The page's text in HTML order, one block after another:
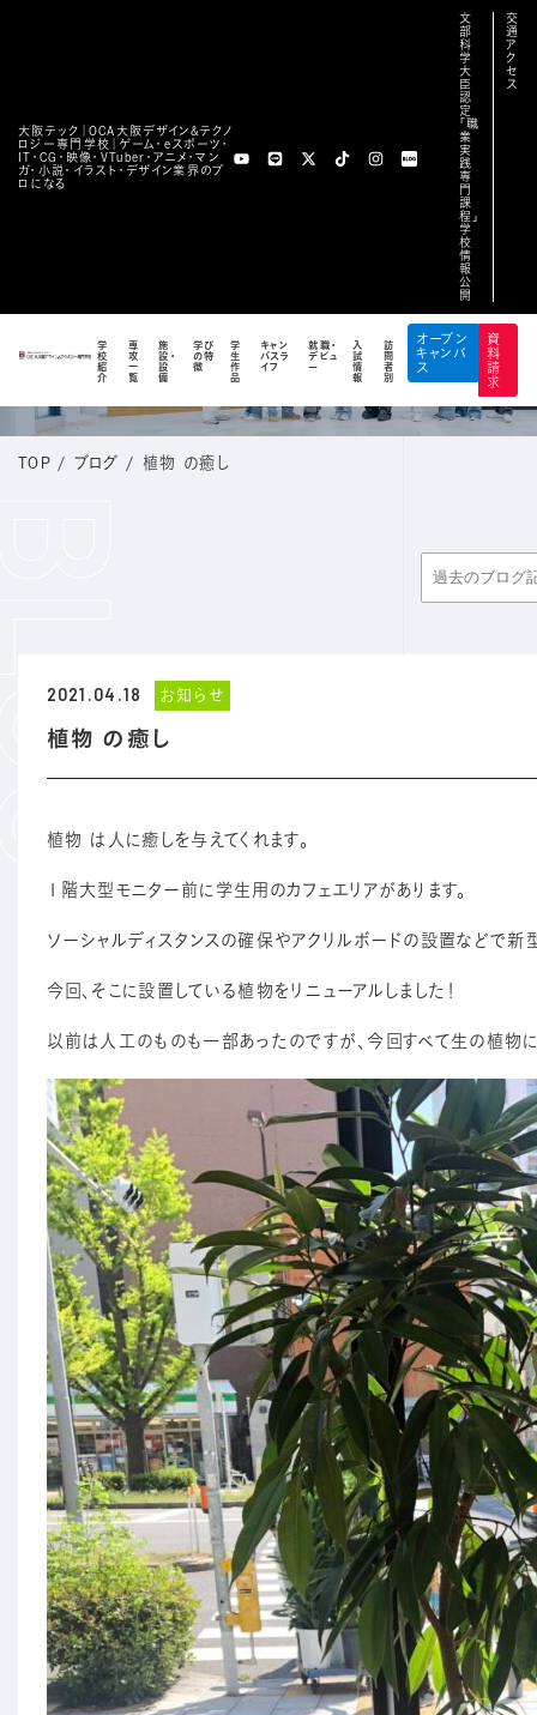
大阪テック｜OCA⼤阪デザイン&テクノ
ロジー専⾨学校｜ゲーム・eスポーツ・
IT・CG・映像・VTuber・アニメ・マン
ガ・小説・イラスト・デザイン業界のプ
ロになる
文
部
科
学
大
臣
認
定
「職
業
実
践
専
門
課
程」
学
校
情
報
公
開
交
通
ア
ク
セ
ス
学
校
紹
介
専
攻
一
覧
施
設・
設
備
学び
の特
徴
学
生
作
品
キャン
パスラ
イフ
就職・
デビュ
ー
入
試
情
報
訪
問
者
別
オープン
キャンパ
ス
資
料
請
求
BLOG
公式ブログ
TOP / ブログ / 植物 の癒し
2021.04.18 お知らせ
植物 の癒し
植物 は人に癒しを与えてくれます。
１階大型モニター前に学生用のカフェエリアがあります。
ソーシャルディスタンスの確保やアクリルボードの設置などで
今回、そこに設置している植物をリニューアルしました！
以前は人工のものも一部あったのですが、今回すべて生の植物に